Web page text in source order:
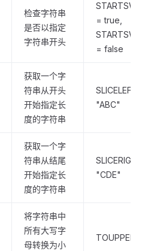
检查字符串
是否以指定
字符串开头
= true,
= false
获取一个字
符串从开头
开始指定长
度的字符串
"ABC"
获取一个字
符串从结尾
开始指定长
度的字符串
"CDE"
将字符串中
所有大写字
母转换为小